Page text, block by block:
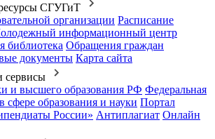
СГУГиТ
организации Расписание
информационный центр
библиотека Обращения граждан
документы Карта сайта
сервисы
и высшего образования РФ Федеральная
сфере образования и науки Портал
России» Антиплагиат Онлайн